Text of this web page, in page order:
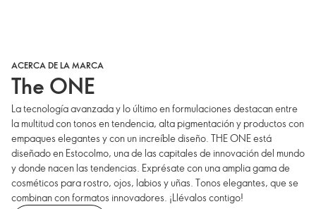
ACERCA DE LA MARCA
The ONE
La tecnología avanzada y lo último en formulaciones destacan entre
la multitud con tonos en tendencia, alta pigmentación y productos con
empaques elegantes y con un increíble diseño. THE ONE está
diseñado en Estocolmo, una de las capitales de innovación del mundo
y donde nacen las tendencias. Exprésate con una amplia gama de
cosméticos para rostro, ojos, labios y uñas. Tonos elegantes, que se
combinan con formatos innovadores. ¡Llévalos contigo!